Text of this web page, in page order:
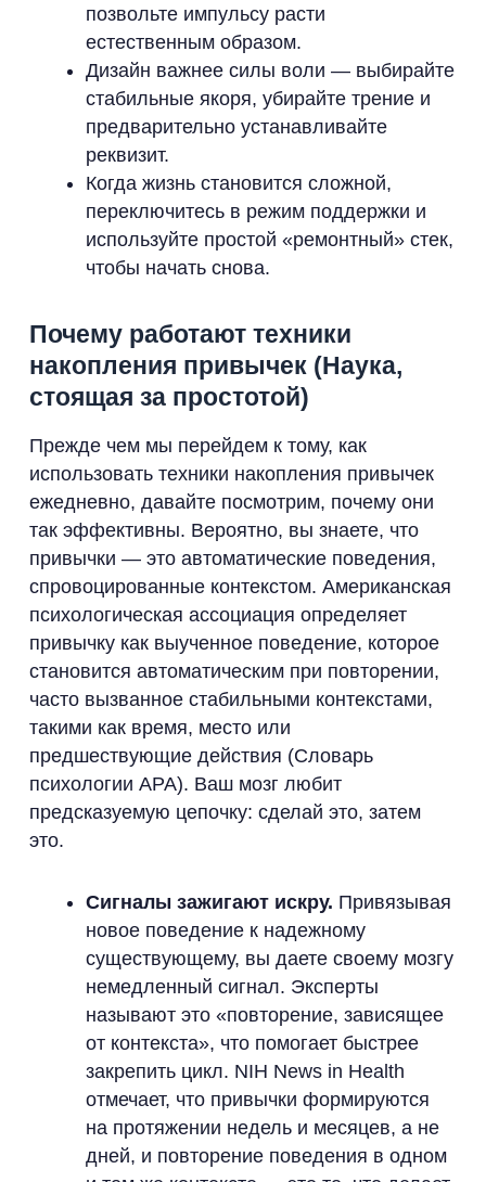
позвольте импульсу расти
естественным образом.
Дизайн важнее силы воли — выбирайте
стабильные якоря, убирайте трение и
предварительно устанавливайте
реквизит.
Когда жизнь становится сложной,
переключитесь в режим поддержки и
используйте простой «ремонтный» стек,
чтобы начать снова.
Почему работают техники
накопления привычек (Наука,
стоящая за простотой)
Прежде чем мы перейдем к тому, как
использовать техники накопления привычек
ежедневно, давайте посмотрим, почему они
так эффективны. Вероятно, вы знаете, что
привычки — это автоматические поведения,
спровоцированные контекстом. Американская
психологическая ассоциация определяет
привычку как выученное поведение, которое
становится автоматическим при повторении,
часто вызванное стабильными контекстами,
такими как время, место или
предшествующие действия (Словарь
психологии APA). Ваш мозг любит
предсказуемую цепочку: сделай это, затем
это.
Сигналы зажигают искру. Привязывая
новое поведение к надежному
существующему, вы даете своему мозгу
немедленный сигнал. Эксперты
называют это «повторение, зависящее
от контекста», что помогает быстрее
закрепить цикл. NIH News in Health
отмечает, что привычки формируются
на протяжении недель и месяцев, а не
дней, и повторение поведения в одном